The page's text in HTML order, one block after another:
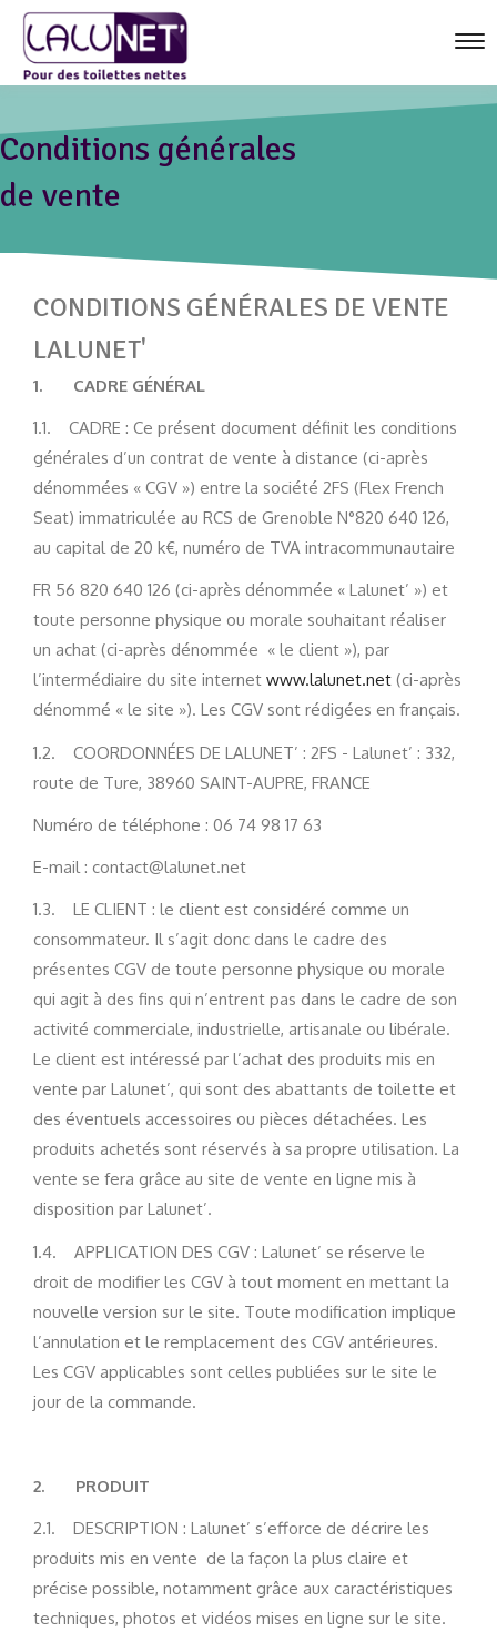
Boutique
Contact
Conditions générales
de vente
CONDITIONS GÉNÉRALES DE VENTE
LALUNET'
1. CADRE GÉNÉRAL
1.1. CADRE : Ce présent document définit les conditions
générales d’un contrat de vente à distance (ci-après
dénommées « CGV ») entre la société 2FS (Flex French
Seat) immatriculée au RCS de Grenoble N°820 640 126,
au capital de 20 k€, numéro de TVA intracommunautaire
FR 56 820 640 126 (ci-après dénommée « Lalunet’ ») et
toute personne physique ou morale souhaitant réaliser
un achat (ci-après dénommée « le client »), par
l’intermédiaire du site internet www.lalunet.net (ci-après
dénommé « le site »). Les CGV sont rédigées en français.
1.2. COORDONNÉES DE LALUNET’ : 2FS - Lalunet’ : 332,
route de Ture, 38960 SAINT-AUPRE, FRANCE
Numéro de téléphone : 06 74 98 17 63
E-mail : contact@lalunet.net
1.3. LE CLIENT : le client est considéré comme un
consommateur. Il s’agit donc dans le cadre des
présentes CGV de toute personne physique ou morale
qui agit à des fins qui n’entrent pas dans le cadre de son
activité commerciale, industrielle, artisanale ou libérale.
Le client est intéressé par l’achat des produits mis en
vente par Lalunet’, qui sont des abattants de toilette et
des éventuels accessoires ou pièces détachées. Les
produits achetés sont réservés à sa propre utilisation. La
vente se fera grâce au site de vente en ligne mis à
disposition par Lalunet’.
1.4. APPLICATION DES CGV : Lalunet’ se réserve le
droit de modifier les CGV à tout moment en mettant la
nouvelle version sur le site. Toute modification implique
l’annulation et le remplacement des CGV antérieures.
Les CGV applicables sont celles publiées sur le site le
jour de la commande.
2. PRODUIT
2.1. DESCRIPTION : Lalunet’ s’efforce de décrire les
produits mis en vente de la façon la plus claire et
précise possible, notamment grâce aux caractéristiques
techniques, photos et vidéos mises en ligne sur le site.